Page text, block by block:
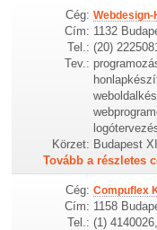
Cég:
Cím: 1132
Tel.: (20)
Tev.:
Körzet: Budapest
Tovább a részletes
Cég: Compuflex
Cím: 1158
Tel.: (1)